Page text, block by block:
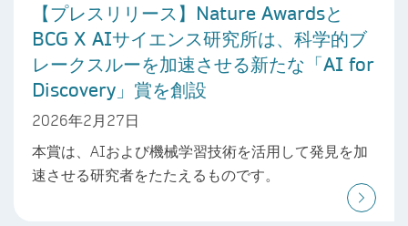
【プレスリリース】Nature Awardsと
BCG X AIサイエンス研究所は、科学的ブ
レークスルーを加速させる新たな「AI for
Discovery」賞を創設
2026年2月27日
本賞は、AIおよび機械学習技術を活用して発見を加
速させる研究者をたたえるものです。